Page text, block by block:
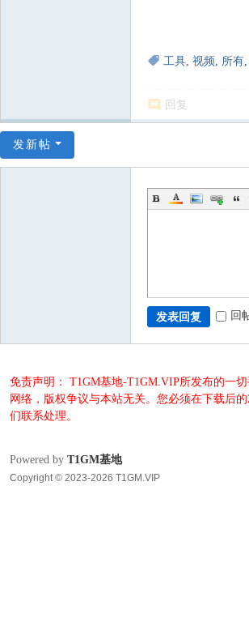
工具, 视频, 所有,
回复
发新帖
发表回复 回
免责声明： T1GM基地-T1GM.VIP所发布的一
网络，版权争议与本站无关。您必须在下载后
们联系处理。
Powered by T1GM基地
Copyright © 2023-2026 T1GM.VIP